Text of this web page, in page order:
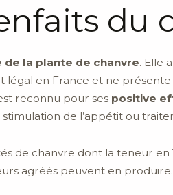
du
de la plante de chanvre. Elle
légal en France et ne
reconnu pour ses positive
de l’appétit ou
de chanvre dont la teneur en
agréés peuvent en produire.